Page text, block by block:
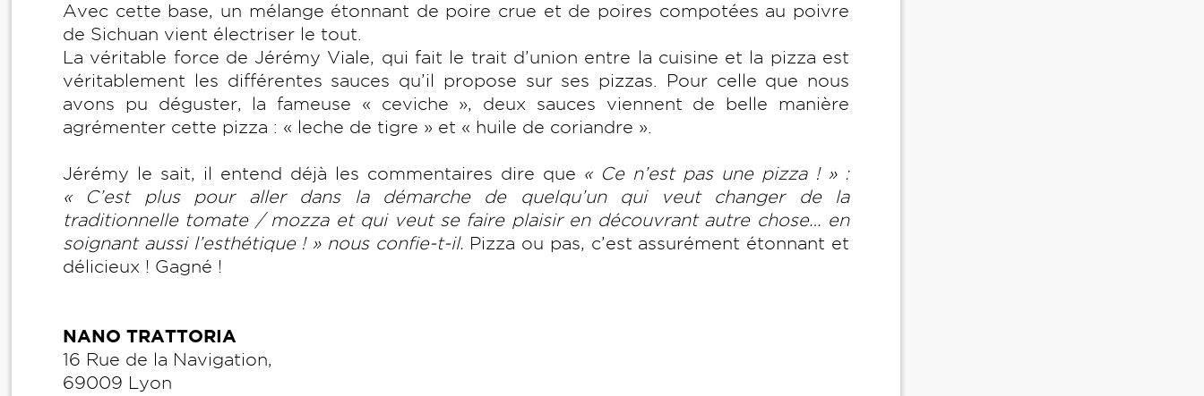
Avec cette base, un mélange étonnant de poire crue et de poires compotées au poivre
de Sichuan vient électriser le tout.
La véritable force de Jérémy Viale, qui fait le trait d’union entre la cuisine et la pizza est
véritablement les différentes sauces qu’il propose sur ses pizzas. Pour celle que nous
avons pu déguster, la fameuse « ceviche », deux sauces viennent de belle manière
agrémenter cette pizza : « leche de tigre » et « huile de coriandre ».
Jérémy le sait, il entend déjà les commentaires dire que « Ce n’est pas une pizza ! » :
« C’est plus pour aller dans la démarche de quelqu’un qui veut changer de la
traditionnelle tomate / mozza et qui veut se faire plaisir en découvrant autre chose… en
soignant aussi l’esthétique ! » nous confie-t-il. Pizza ou pas, c’est assurément étonnant et
délicieux ! Gagné !
NANO TRATTORIA
16 Rue de la Navigation,
69009 Lyon